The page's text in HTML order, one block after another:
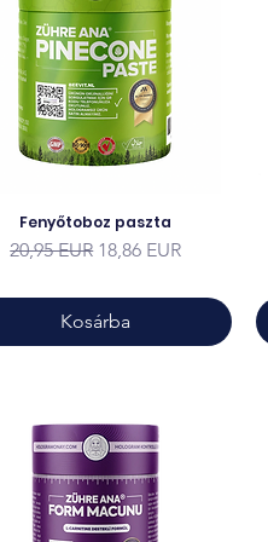
Fenyőtoboz paszta
Szokásos ár
20,95 EUR Akciós ár
18,86 EUR
Kosárba